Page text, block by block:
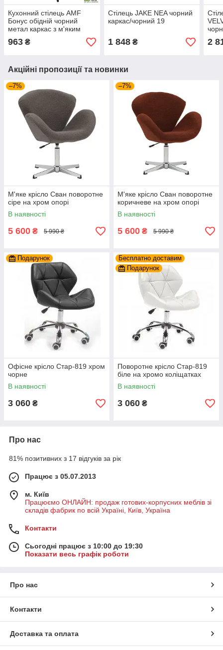
Кухонний стілець AMF
Бонус обідній чорний
метал каркас з м'яким
сидінням
963 ₴
Стілець JAKE NEA чорний
каркас/чорний 19
1 848₴ 2
Акційні пропозиції та новинки
–7%
М'яке крісло Сван поворотне
сіре на хром опорі
В наявності
5 600 ₴ 5 990 ₴
–7%
М'яке крісло Сван поворотне
коричневе на хром опорі
В наявності
5 600 ₴ 5 990 ₴
Подарунок
Офісне крісло Стар-819 хром
чорне
В наявності
3 060 ₴
Бесплатно доставим
Подарунок
Поворотне крісло Стар-819
біле на хромо коліщатках
В наявності
3 060 ₴
Про нас
81% позитивних з 17 відгуків за рік
Працює з 05.07.2013
м. Київ
Працюємо ОНЛАЙН: продаж готових-корпусних меблів зі
складів фабрик по всій Україні, Київ, Україна
Контакти
Сьогодні працює з 10:00 до 19:30
Показати весь графік роботи
Про нас
Контакти
Доставка та оплата